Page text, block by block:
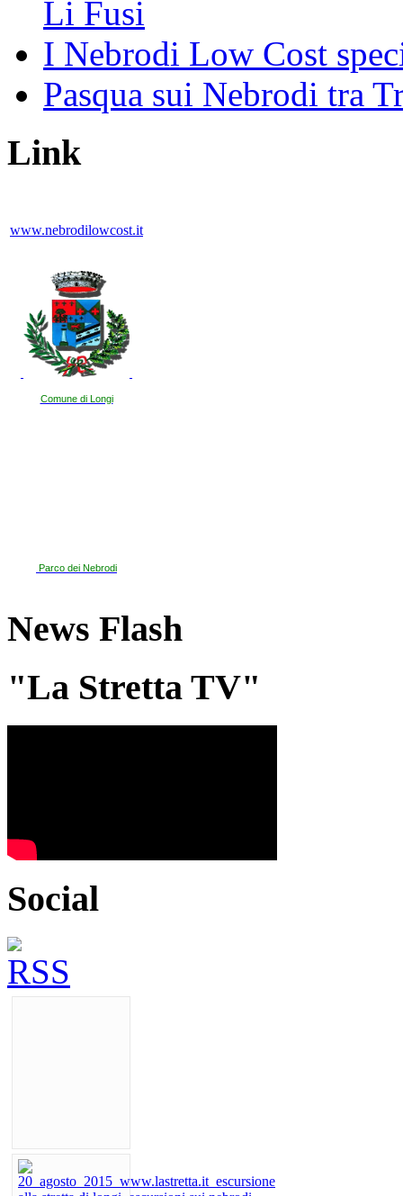
Li Fusi
I Nebrodi Low Cost
Pasqua sui Nebrodi tra
Link
www.nebrodilowcost.it
Comune di Longi
Parco dei Nebrodi
News Flash
"La Stretta TV"
Social